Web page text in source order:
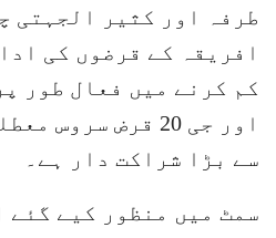
طرفہ اور کثیر الجہتی
افریقہ کے قرضوں کی
کم کرنے میں فعال طور
اور جی 20 قرض
سے بڑا شراکت دار ہے۔
سمٹ میں منظور کیے گئے